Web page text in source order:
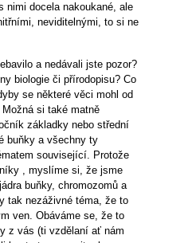
nimi docela nakoukané, ale
neviditelnými, to si ne
a nedávali jste pozor?
biologie či přírodopisu? Co
se některé věci mohl od
si také matně
základky nebo střední
buňky a všechny ty
související. Protože
, myslíme si, že jsme
buňky, chromozomů a
tak nezáživné téma, že to
ven. Obáváme se, že to
z vás (ti vzdělaní ať nám